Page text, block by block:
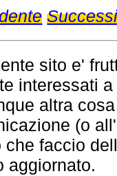
sito e'
interessati
altra
(o
che faccio
aggiornato.